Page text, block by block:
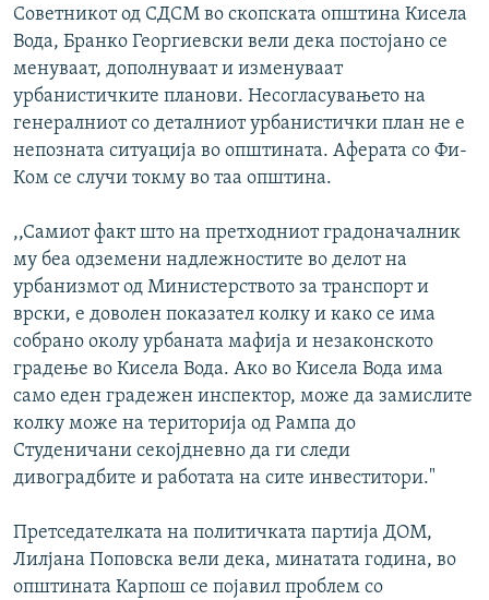
Советникот од СДСМ во скопската општина Кисела
Вода, Бранко Георгиевски вели дека постојано се
менуваат, дополнуваат и изменуваат
урбанистичките планови. Несогласувањето на
генералниот со деталниот урбанистички план не е
непозната ситуација во општината. Аферата со Фи-
Ком се случи токму во таа општина.
,,Самиот факт што на претходниот градоначалник
му беа одземени надлежностите во делот на
урбанизмот од Министерството за транспорт и
врски, е доволен показател колку и како се има
собрано околу урбаната мафија и незаконското
градење во Кисела Вода. Ако во Кисела Вода има
само еден градежен инспектор, може да замислите
колку може на територија од Рампа до
Студеничани секојдневно да ги следи
дивоградбите и работата на сите инвеститори."
Претседателката на политичката партија ДОМ,
Лилјана Поповска вели дека, минатата година, во
општината Карпош се појавил проблем со